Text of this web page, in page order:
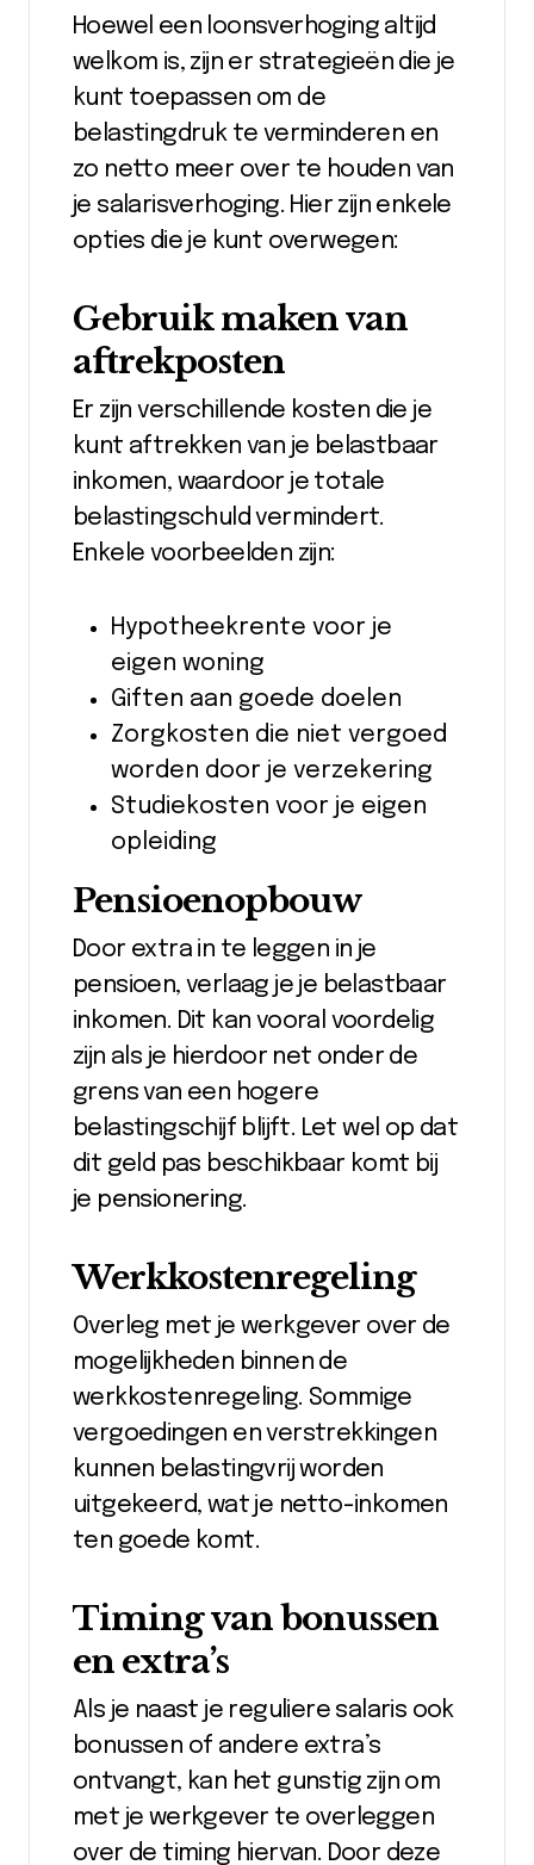
Hoewel een loonsverhoging altijd
welkom is, zijn er strategieën die je
kunt toepassen om de
belastingdruk te verminderen en
zo netto meer over te houden van
je salarisverhoging. Hier zijn enkele
opties die je kunt overwegen:
Gebruik maken van
aftrekposten
Er zijn verschillende kosten die je
kunt aftrekken van je belastbaar
inkomen, waardoor je totale
belastingschuld vermindert.
Enkele voorbeelden zijn:
Hypotheekrente voor je
eigen woning
Giften aan goede doelen
Zorgkosten die niet vergoed
worden door je verzekering
Studiekosten voor je eigen
opleiding
Pensioenopbouw
Door extra in te leggen in je
pensioen, verlaag je je belastbaar
inkomen. Dit kan vooral voordelig
zijn als je hierdoor net onder de
grens van een hogere
belastingschijf blijft. Let wel op dat
dit geld pas beschikbaar komt bij
je pensionering.
Werkkostenregeling
Overleg met je werkgever over de
mogelijkheden binnen de
werkkostenregeling. Sommige
vergoedingen en verstrekkingen
kunnen belastingvrij worden
uitgekeerd, wat je netto-inkomen
ten goede komt.
Timing van bonussen
en extra’s
Als je naast je reguliere salaris ook
bonussen of andere extra’s
ontvangt, kan het gunstig zijn om
met je werkgever te overleggen
over de timing hiervan. Door deze